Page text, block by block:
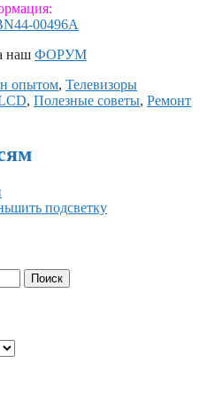
00496A
наш ФОРУМ
опытом, Телевизоры
, Полезные советы, Ремонт
подсветку